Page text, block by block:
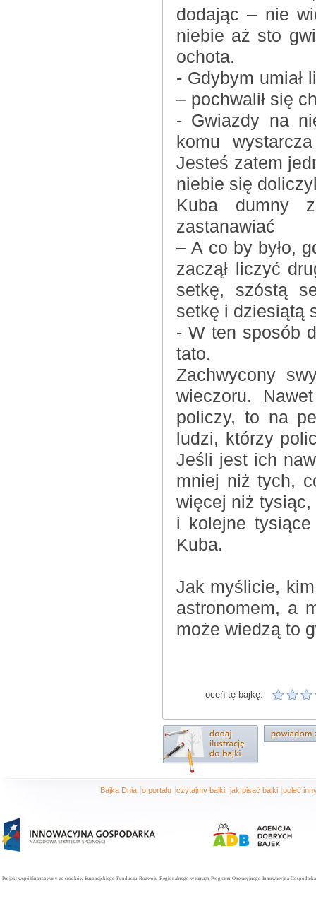
dodając – nie
niebie aż sto
ochota.
- Gdybym umiał
– pochwalił się
- Gwiazdy na
komu
Jesteś zatem
niebie się
Kuba dumny
zastanawiać
– A co by było,
zaczął liczyć
setkę, szóstą
setkę i dziesiątą
- W ten sposób
tato.
Zachwycony
wieczoru.
policzy, to na
ludzi, którzy
Jeśli jest ich
mniej niż tych,
więcej niż
i kolejne
Kuba.
Jak myślicie,
astronomem, a
może wiedzą to
oceń tę bajkę:
Bajka Dnia o portalu czytajmy bajki jak pisać bajki poleć
Projekt współfinansowany ze środków Europejskiego Funduszu Rozwoju Regionalnego w ramach Programu Operacyjnego Innowacyjna